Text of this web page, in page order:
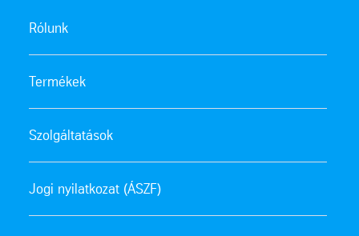
Rólunk
Termékek
Szolgáltatások
Jogi nyilatkozat (ÁSZF)